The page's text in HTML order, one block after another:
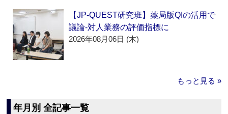
【JP-QUEST研究班】薬局版QIの活用で
議論‐対人業務の評価指標に
2026年08月06日 (木)
もっと見る »
年月別 全記事一覧